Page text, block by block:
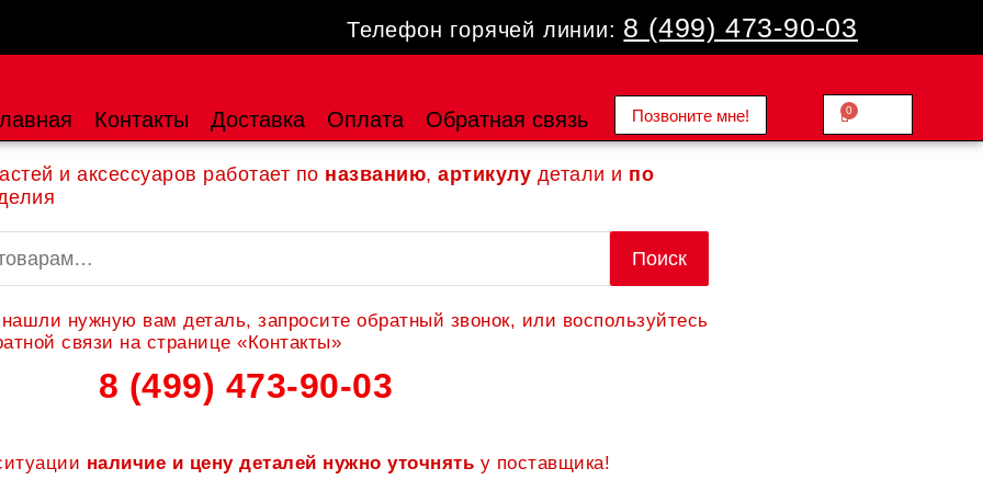
Телефон горячей линии: 8 (499) 473-90-03
Контакты Доставка Оплата Обратная связь Позвоните мне! 0.00
0
Cart
и аксессуаров работает по названию, артикулу детали и по
Поиск
нужную вам деталь, запросите обратный звонок, или воспользуйтесь
связи на странице «Контакты»
8 (499) 473-90-03
наличие и цену деталей нужно уточнять у поставщика!